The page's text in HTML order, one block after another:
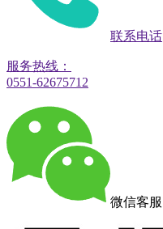
联系电话
服务热线：
0551-62675712
微信客服